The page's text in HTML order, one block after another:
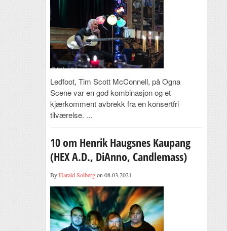
Ledfoot, Tim Scott McConnell, på Ogna
Scene var en god kombinasjon og et
kjærkomment avbrekk fra en konsertfri
tilværelse. ...
10 om Henrik Haugsnes Kaupang
(HEX A.D., DiAnno, Candlemass)
ByHarald Solbergon 08.03.2021